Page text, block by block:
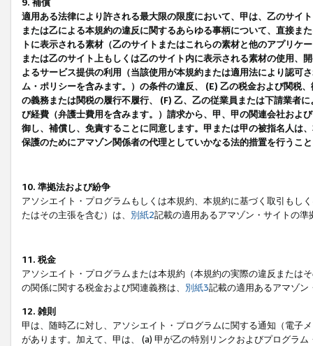
9. 補償
適用ある法律により許される最大限の限度において、甲は、乙のサイ
または乙による本規約の違反に関するあらゆる事柄について、直接ま
トに表示される素材（乙のサイトまたはこれらの素材と他のアプリ
または乙のサイト上もしくは乙のサイト内に表示される素材の使用、
よるサービス提供の利用（当該使用が本規約または適用法により認可
ム・ポリシーを含みます。）の条件の違反、 (E) 乙の税金および関税
の義務または関税の履行不履行、 (F) 乙、乙の従業員または下請業者
び経費（弁護士費用を含みます。）請求から、甲、甲の関連会社およ
御し、補償し、免責することに同意します。甲または甲の被指名人は
保護のためにアマゾン関係者の代理としていかなる法的措置を行うこ
10. 準拠法および紛争
アソシエイト・プログラムもしくは本規約、本規約に基づく取引もし
たはその主張を含む）は、 別紙2記載の適用あるアマゾン・サイトの
11. 税金
アソシエイト・プログラムまたは本規約（本規約の実際の違反または
の関係に関する税金および関連義務は、 別紙3記載の適用あるアマゾン
12. 雑則
甲は、随時乙に対し、アソシエイト・プログラムに関する通知（電子
があります。加えて、甲は、 (a) 甲が乙の特別リンクおよびプログラ